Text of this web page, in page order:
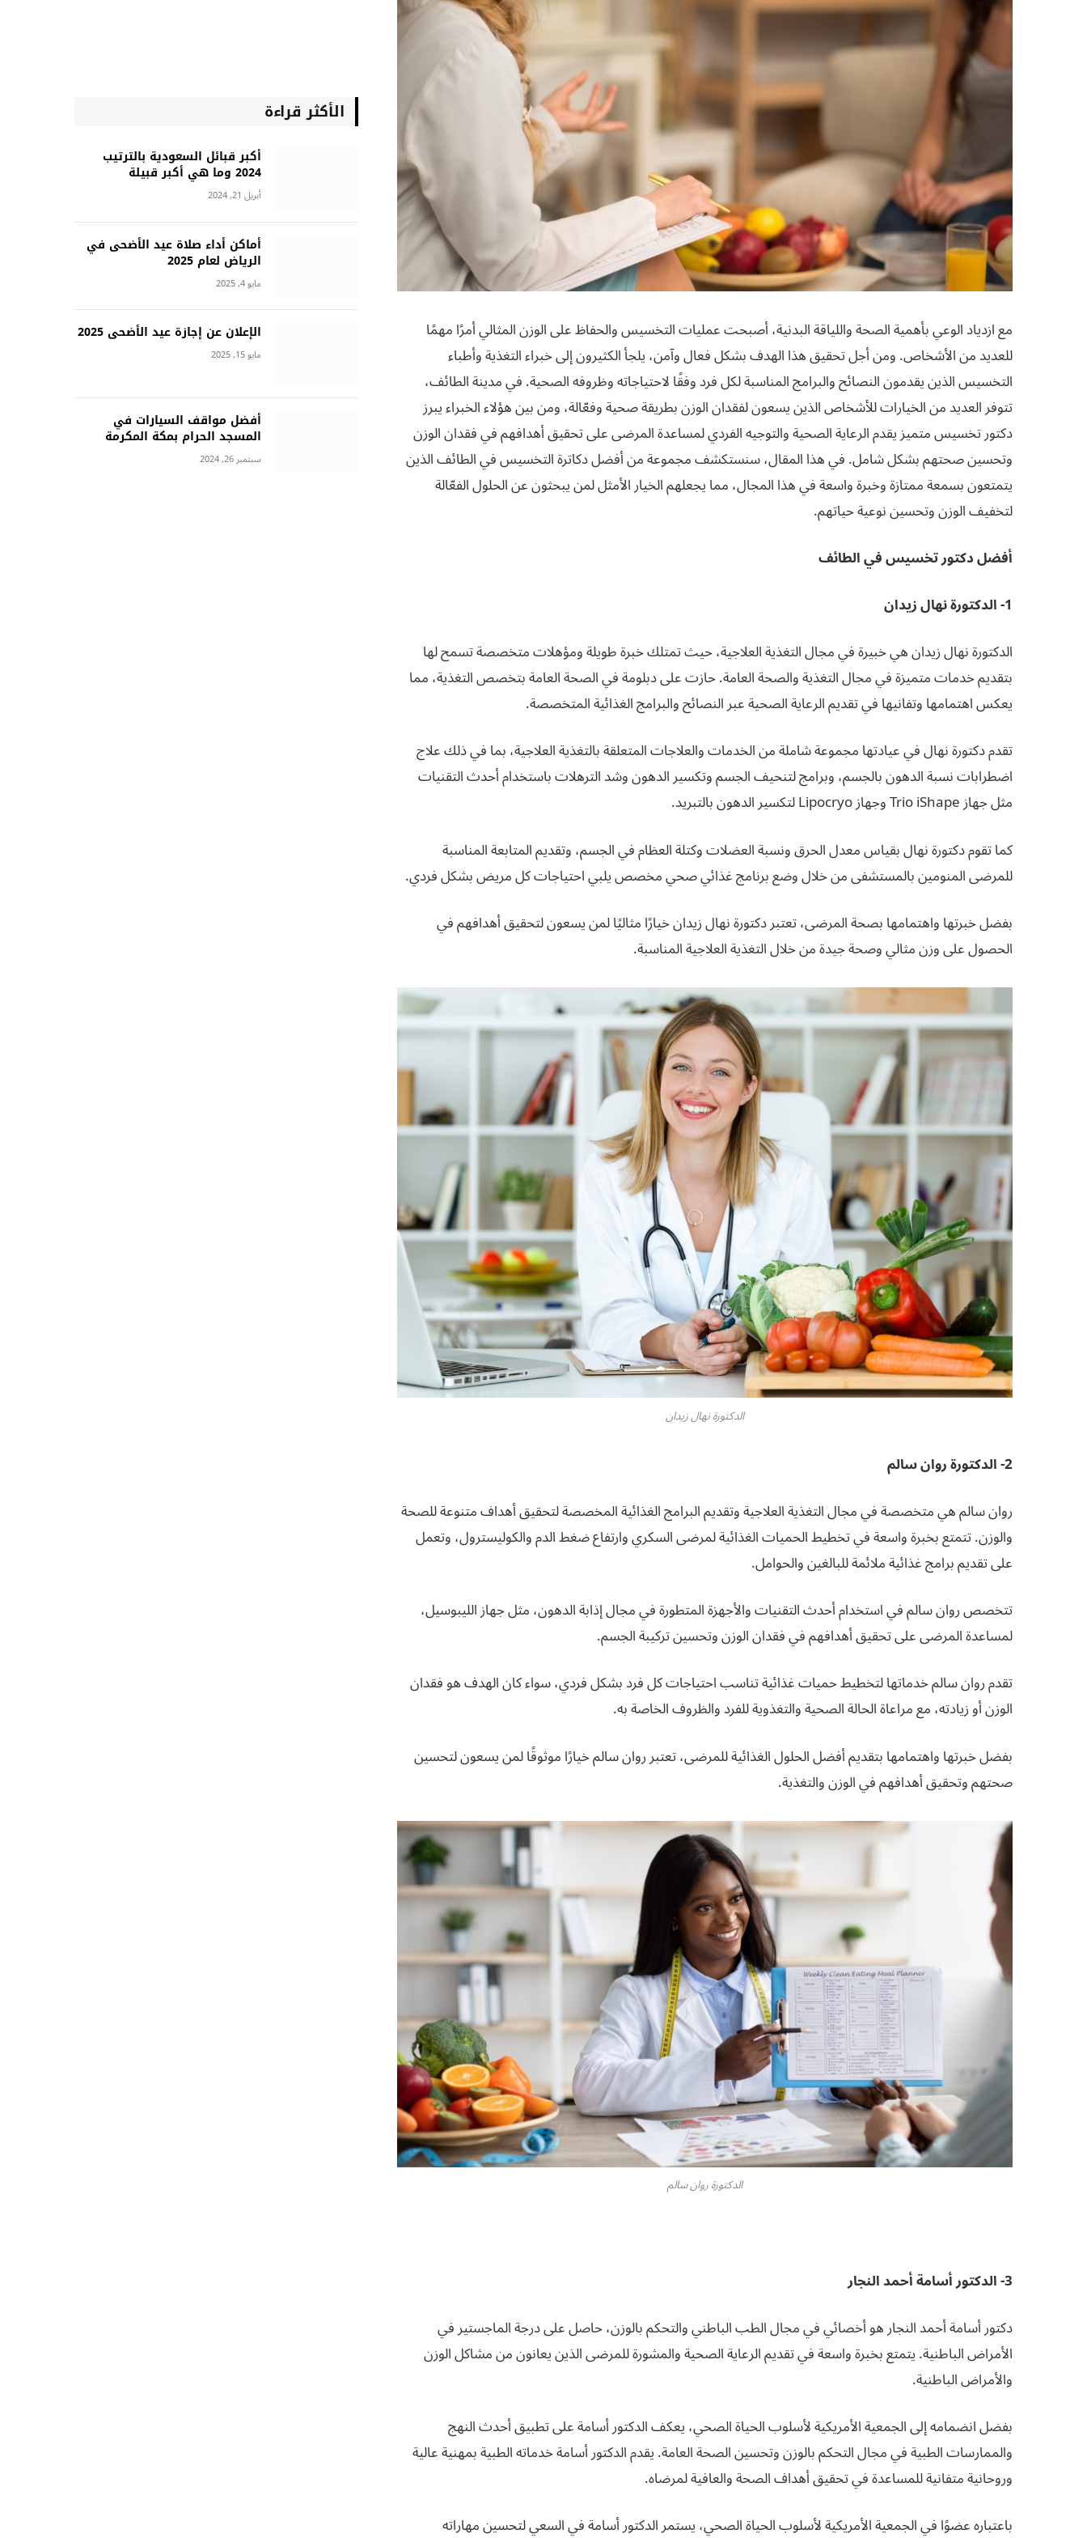
مع ازدياد الوعي بأهمية الصحة واللياقة البدنية، أصبحت عمليات التخسيس والحفاظ على الوزن المثالي أمرًا مهمًا
للعديد من الأشخاص. ومن أجل تحقيق هذا الهدف بشكل فعال وآمن، يلجأ الكثيرون إلى خبراء التغذية وأطباء
التخسيس الذين يقدمون النصائح والبرامج المناسبة لكل فرد وفقًا لاحتياجاته وظروفه الصحية. في مدينة الطائف،
تتوفر العديد من الخيارات للأشخاص الذين يسعون لفقدان الوزن بطريقة صحية وفعّالة، ومن بين هؤلاء الخبراء يبرز
دكتور تخسيس متميز يقدم الرعاية الصحية والتوجيه الفردي لمساعدة المرضى على تحقيق أهدافهم في فقدان الوزن
وتحسين صحتهم بشكل شامل. في هذا المقال، سنستكشف مجموعة من أفضل دكاترة التخسيس في الطائف الذين
يتمتعون بسمعة ممتازة وخبرة واسعة في هذا المجال، مما يجعلهم الخيار الأمثل لمن يبحثون عن الحلول الفعّالة
لتخفيف الوزن وتحسين نوعية حياتهم.
أفضل دكتور تخسيس في الطائف
1- الدكتورة نهال زيدان
الدكتورة نهال زيدان هي خبيرة في مجال التغذية العلاجية، حيث تمتلك خبرة طويلة ومؤهلات متخصصة تسمح لها
بتقديم خدمات متميزة في مجال التغذية والصحة العامة. حازت على دبلومة في الصحة العامة بتخصص التغذية، مما
يعكس اهتمامها وتفانيها في تقديم الرعاية الصحية عبر النصائح والبرامج الغذائية المتخصصة.
تقدم دكتورة نهال في عيادتها مجموعة شاملة من الخدمات والعلاجات المتعلقة بالتغذية العلاجية، بما في ذلك علاج
اضطرابات نسبة الدهون بالجسم، وبرامج لتنحيف الجسم وتكسير الدهون وشد الترهلات باستخدام أحدث التقنيات
مثل جهاز Trio iShape وجهاز Lipocryo لتكسير الدهون بالتبريد.
كما تقوم دكتورة نهال بقياس معدل الحرق ونسبة العضلات وكتلة العظام في الجسم، وتقديم المتابعة المناسبة
للمرضى المنومين بالمستشفى من خلال وضع برنامج غذائي صحي مخصص يلبي احتياجات كل مريض بشكل فردي.
بفضل خبرتها واهتمامها بصحة المرضى، تعتبر دكتورة نهال زيدان خيارًا مثاليًا لمن يسعون لتحقيق أهدافهم في
الحصول على وزن مثالي وصحة جيدة من خلال التغذية العلاجية المناسبة.
الدكتورة نهال زيدان
2- الدكتورة روان سالم
روان سالم هي متخصصة في مجال التغذية العلاجية وتقديم البرامج الغذائية المخصصة لتحقيق أهداف متنوعة للصحة
والوزن. تتمتع بخبرة واسعة في تخطيط الحميات الغذائية لمرضى السكري وارتفاع ضغط الدم والكوليسترول، وتعمل
على تقديم برامج غذائية ملائمة للبالغين والحوامل.
تتخصص روان سالم في استخدام أحدث التقنيات والأجهزة المتطورة في مجال إذابة الدهون، مثل جهاز الليبوسيل،
لمساعدة المرضى على تحقيق أهدافهم في فقدان الوزن وتحسين تركيبة الجسم.
تقدم روان سالم خدماتها لتخطيط حميات غذائية تناسب احتياجات كل فرد بشكل فردي، سواء كان الهدف هو فقدان
الوزن أو زيادته، مع مراعاة الحالة الصحية والتغذوية للفرد والظروف الخاصة به.
بفضل خبرتها واهتمامها بتقديم أفضل الحلول الغذائية للمرضى، تعتبر روان سالم خيارًا موثوقًا لمن يسعون لتحسين
صحتهم وتحقيق أهدافهم في الوزن والتغذية.
الدكتورة روان سالم
3- الدكتور أسامة أحمد النجار
دكتور أسامة أحمد النجار هو أخصائي في مجال الطب الباطني والتحكم بالوزن، حاصل على درجة الماجستير في
الأمراض الباطنية. يتمتع بخبرة واسعة في تقديم الرعاية الصحية والمشورة للمرضى الذين يعانون من مشاكل الوزن
والأمراض الباطنية.
بفضل انضمامه إلى الجمعية الأمريكية لأسلوب الحياة الصحي، يعكف الدكتور أسامة على تطبيق أحدث النهج
والممارسات الطبية في مجال التحكم بالوزن وتحسين الصحة العامة. يقدم الدكتور أسامة خدماته الطبية بمهنية عالية
وروحانية متفانية للمساعدة في تحقيق أهداف الصحة والعافية لمرضاه.
باعتباره عضوًا في الجمعية الأمريكية لأسلوب الحياة الصحي، يستمر الدكتور أسامة في السعي لتحسين مهاراته
الأكثر قراءة
أكبر قبائل السعودية بالترتيب
2024 وما هي أكبر قبيلة
أبريل 21, 2024
أماكن أداء صلاة عيد الأضحى في
الرياض لعام 2025
مايو 4, 2025
الإعلان عن إجازة عيد الأضحى 2025
مايو 15, 2025
أفضل مواقف السيارات في
المسجد الحرام بمكة المكرمة
سبتمبر 26, 2024